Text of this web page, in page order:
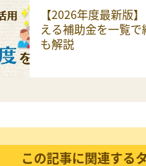
【2026年度最新版
える補助金を一覧
も解説
この記事に関連する